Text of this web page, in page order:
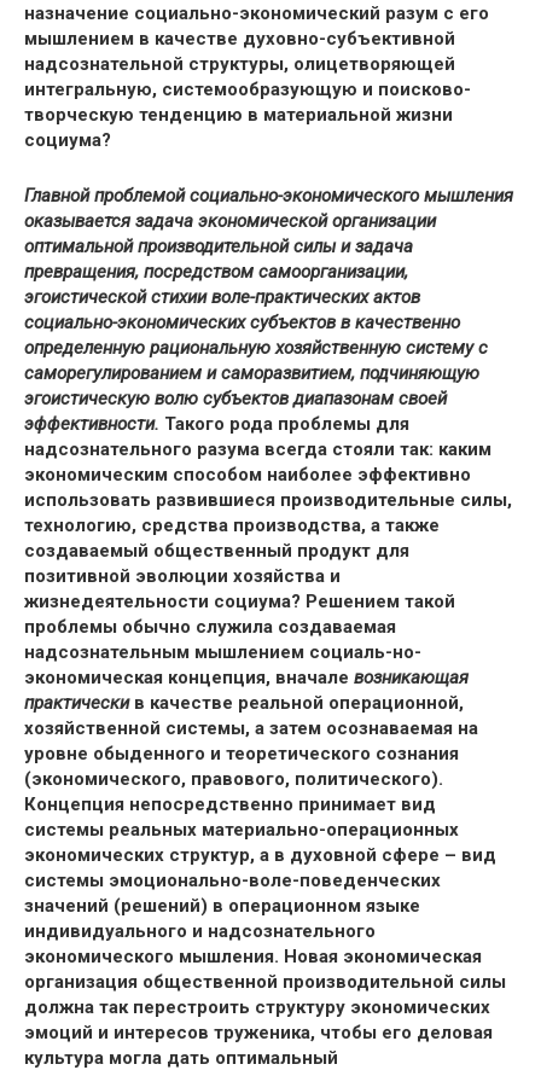
назначение социально-экономический разум с его
мышлением в качестве духовно-субъективной
надсознательной структуры, олицетворяющей
интегральную, системообразующую и поисково-
творческую тенденцию в материальной жизни
социума?
Главной проблемой социально-экономического мышления
оказывается задача экономической организации
оптимальной производительной силы и задача
превращения, посредством самоорганизации,
эгоистической стихии воле-практических актов
социально-экономических субъектов в качественно
определенную рациональную хозяйственную систему с
саморегулированием и саморазвитием, подчиняющую
эгоистическую волю субъектов диапазонам своей
эффективности. Такого рода проблемы для
надсознательного разума всегда стояли так: каким
экономическим способом наиболее эффективно
использовать развившиеся производительные силы,
технологию, средства производства, а также
создаваемый общественный продукт для
позитивной эволюции хозяйства и
жизнедеятельности социума? Решением такой
проблемы обычно служила создаваемая
надсознательным мышлением социаль-но-
экономическая концепция, вначале возникающая
практически в качестве реальной операционной,
хозяйственной системы, а затем осознаваемая на
уровне обыденного и теоретического сознания
(экономического, правового, политического).
Концепция непосредственно принимает вид
системы реальных материально-операционных
экономических структур, а в духовной сфере – вид
системы эмоционально-воле-поведенческих
значений (решений) в операционном языке
индивидуального и надсознательного
экономического мышления. Новая экономическая
организация общественной производительной силы
должна так перестроить структуру экономических
эмоций и интересов труженика, чтобы его деловая
культура могла дать оптимальный